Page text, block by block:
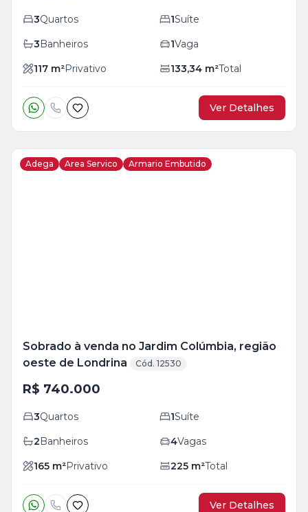
3Quartos 1Suíte
3Banheiros 1Vaga
117 m²Privativo 133,34 m²Total
Ver Detalhes
Adega Area Servico Armario Embutido
Sobrado à venda no Jardim Colúmbia, região
oeste de Londrina
Cód. 12530
R$ 740.000
3Quartos 1Suíte
2Banheiros 4Vagas
165 m²Privativo 225 m²Total
Ver Detalhes